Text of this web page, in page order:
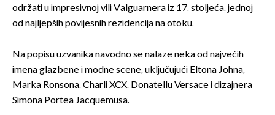
održati u impresivnoj vili Valguarnera iz 17. stoljeća, jednoj
od najljepših povijesnih rezidencija na otoku.
Na popisu uzvanika navodno se nalaze neka od najvećih
imena glazbene i modne scene, uključujući Eltona Johna,
Marka Ronsona, Charli XCX, Donatellu Versace i dizajnera
Simona Portea Jacquemusa.